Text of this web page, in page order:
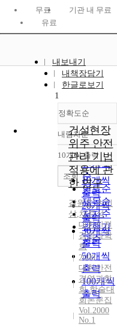
무료
기관 내 무료
유료
내보내기
내책장담기
한글로보기
정확도순
정확도
순
인기도
순
연도순
제목순
저자순
발행기
관순
내림차순
내림차
10개씩 출력
10개씩
출력
20개씩
출력
30개씩
출력
50개씩
출력
100개씩
출력
조회
1
건설현장
위주 안전
관리 기법
적용에 관
한 연구
갈원모,손기
상,채준석
대한안전
경영과학
회
2000
대한안전
경영과학
회 학술대
회논문집
Vol.2000
No.1